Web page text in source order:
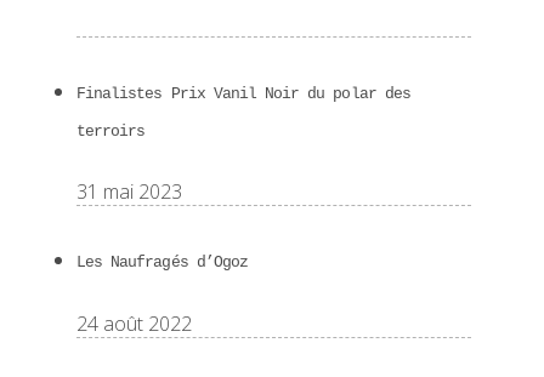
Finalistes Prix Vanil Noir du polar des
terroirs
31 mai 2023
Les Naufragés d’Ogoz
24 août 2022